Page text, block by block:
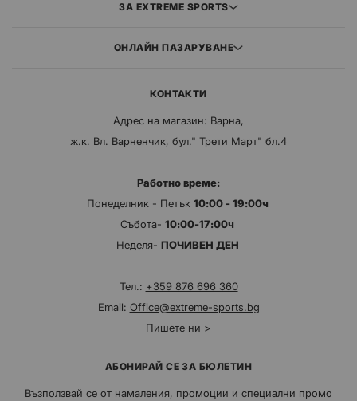
ЗА EXTREME SPORTS
ОНЛАЙН ПАЗАРУВАНЕ
КОНТАКТИ
Адрес на магазин: Варна,
ж.к. Вл. Варненчик, бул." Трети Март" бл.4
Работно време:
Понеделник - Петък 10:00 - 19:00ч
Събота- 10:00-17:00ч
Неделя- ПОЧИВЕН ДЕН
Тел.: +359 876 696 360
Email: Office@extreme-sports.bg
Пишете ни >
АБОНИРАЙ СЕ ЗА БЮЛЕТИН
Възползвай се от намаления, промоции и специални промо